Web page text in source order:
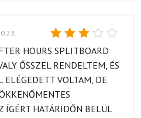
Értékelés:
HOURS SPLITBOARD
ŐSSZEL RENDELTEM, ÉS
ELÉGEDETT VOLTAM, DE
ÍGÉRT HATÁRIDŐN BELÜL